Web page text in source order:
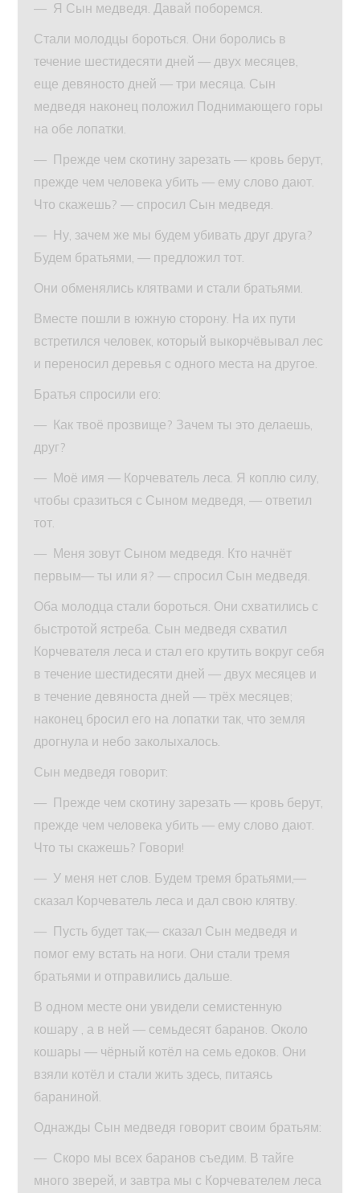
— Я Сын медведя. Давай поборемся.
Стали молодцы бороться. Они боролись в
течение шестидесяти дней — двух месяцев,
еще девяносто дней — три месяца. Сын
медведя наконец положил Поднимающего горы
на обе лопатки.
— Прежде чем скотину зарезать — кровь берут,
прежде чем человека убить — ему слово дают.
Что скажешь? — спросил Сын медведя.
— Ну, зачем же мы будем убивать друг друга?
Будем братьями, — предложил тот.
Они обменялись клятвами и стали братьями.
Вместе пошли в южную сторону. На их пути
встретился человек, который выкорчёвывал лес
и переносил деревья с одного места на другое.
Братья спросили его:
— Как твоё прозвище? Зачем ты это делаешь,
друг?
— Моё имя — Корчеватель леса. Я коплю силу,
чтобы сразиться с Сыном медведя, — ответил
тот.
— Меня зовут Сыном медведя. Кто начнёт
первым— ты или я? — спросил Сын медведя.
Оба молодца стали бороться. Они схватились с
быстротой ястреба. Сын медведя схватил
Корчевателя леса и стал его крутить вокруг себя
в течение шестидесяти дней — двух месяцев и
в течение девяноста дней — трёх месяцев;
наконец бросил его на лопатки так, что земля
дрогнула и небо заколыхалось.
Сын медведя говорит:
— Прежде чем скотину зарезать — кровь берут,
прежде чем человека убить — ему слово дают.
Что ты скажешь? Говори!
— У меня нет слов. Будем тремя братьями,—
сказал Корчеватель леса и дал свою клятву.
— Пусть будет так,— сказал Сын медведя и
помог ему встать на ноги. Они стали тремя
братьями и отправились дальше.
В одном месте они увидели семистенную
кошару , а в ней — семьдесят баранов. Около
кошары — чёрный котёл на семь едоков. Они
взяли котёл и стали жить здесь, питаясь
бараниной.
Однажды Сын медведя говорит своим братьям:
— Скоро мы всех баранов съедим. В тайге
много зверей, и завтра мы с Корчевателем леса